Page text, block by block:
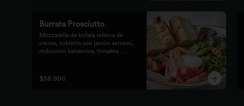
Burrata Prosciutto
Mozzarella de bufala rellena de
crema, cubierta con jamón serrano,
reducción balsámica, tomates
focaccia.
$58.900